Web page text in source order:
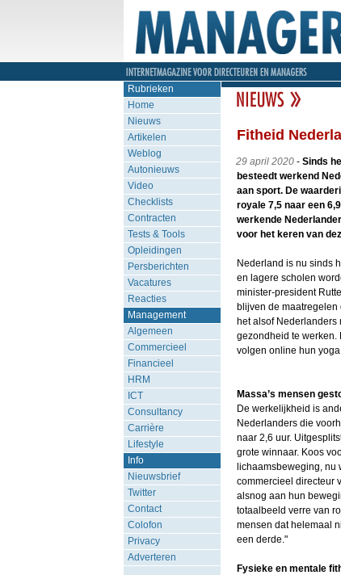
Rubrieken
Home
Nieuws
Artikelen
Weblog
Autonieuws
Video
Checklists
Contracten
Tests & Tools
Opleidingen
Persberichten
Vacatures
Reacties
Management
Algemeen
Commercieel
Financieel
HRM
ICT
Consultancy
Carrière
Lifestyle
Info
Nieuwsbrief
Twitter
Contact
Colofon
Privacy
Adverteren
Fitheid
29 april 2020- Sinds
besteedt werkend
aan sport. De
royale 7,5 naar een
werkende
voor het keren van
Nederland is nu sinds
en lagere scholen
minister-president
blijven de maatregelen
het alsof
gezondheid te werken.
volgen online hun
Massa’s mensen
De werkelijkheid is
Nederlanders die
naar 2,6 uur.
grote winnaar. Koos
lichaamsbeweging,
commercieel directeur
alsnog aan hun
totaalbeeld verre van
mensen dat helemaal
een derde."
Fysieke en mentale